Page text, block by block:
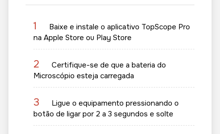
1
Baixe e instale o aplicativo TopScope Pro
na Apple Store ou Play Store
2
Certifique-se de que a bateria do
Microscópio esteja carregada
3
Ligue o equipamento pressionando o
botão de ligar por 2 a 3 segundos e solte